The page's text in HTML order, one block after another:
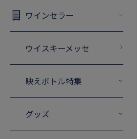
ワインセラー
ウイスキーメッセ
映えボトル特集
グッズ